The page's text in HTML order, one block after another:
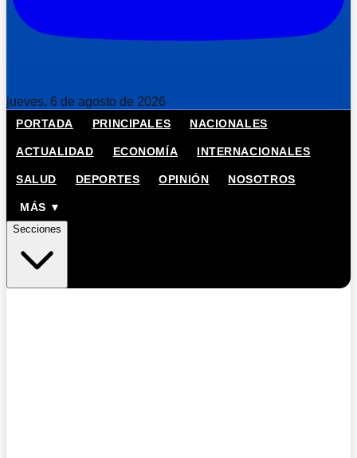
jueves, 6 de agosto de 2026
PORTADA PRINCIPALES NACIONALES
ACTUALIDAD ECONOMÍA INTERNACIONALES
SALUD DEPORTES OPINIÓN NOSOTROS
MÁS ▼
Secciones